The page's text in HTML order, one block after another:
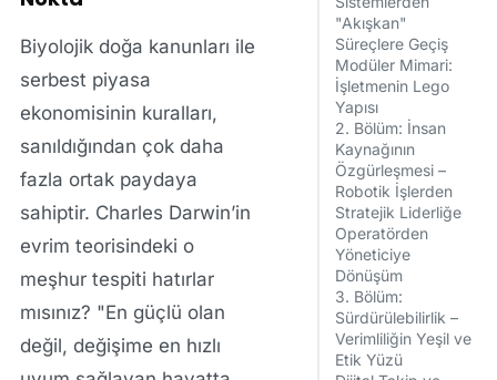
"Akışkan"
Süreçlere Geçiş
Modüler Mimari:
İşletmenin Lego
Yapısı
2. Bölüm: İnsan
Kaynağının
Özgürleşmesi –
Robotik İşlerden
Stratejik Liderliğe
Operatörden
Yöneticiye
Dönüşüm
3. Bölüm:
Sürdürülebilirlik –
Verimliliğin Yeşil ve
Etik Yüzü
Biyolojik doğa kanunları ile
serbest piyasa
ekonomisinin kuralları,
sanıldığından çok daha
fazla ortak paydaya
sahiptir. Charles Darwin’in
evrim teorisindeki o
meşhur tespiti hatırlar
mısınız? "En güçlü olan
değil, değişime en hızlı